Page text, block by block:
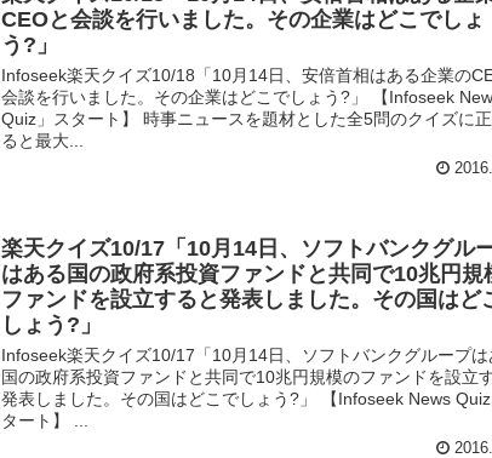
CEOと会談を行いました。その企業はどこでしょ
う?」
Infoseek楽天クイズ10/18「10月14日、安倍首相はある企業の
会談を行いました。その企業はどこでしょう?」 【Infoseek
Quiz」スタート】 時事ニュースを題材とした全5問のクイズに
ると最大...
楽天クイズ10/17「10月14日、ソフトバンクグル
はある国の政府系投資ファンドと共同で10兆円規
ファンドを設立すると発表しました。その国はど
しょう?」
Infoseek楽天クイズ10/17「10月14日、ソフトバンクグループは
国の政府系投資ファンドと共同で10兆円規模のファンドを設立
発表しました。その国はどこでしょう?」 【Infoseek News Quiz
タート】 ...